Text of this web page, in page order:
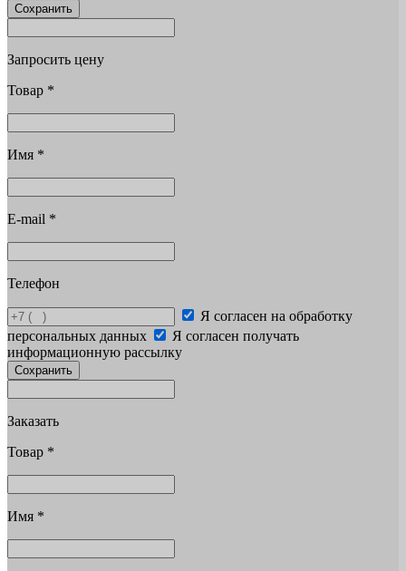
Сохранить
Запросить цену
Товар *
Имя *
E-mail *
Телефон
Я согласен на обработку
персональных данных
Я согласен получать
информационную рассылку
Сохранить
Заказать
Товар *
Имя *